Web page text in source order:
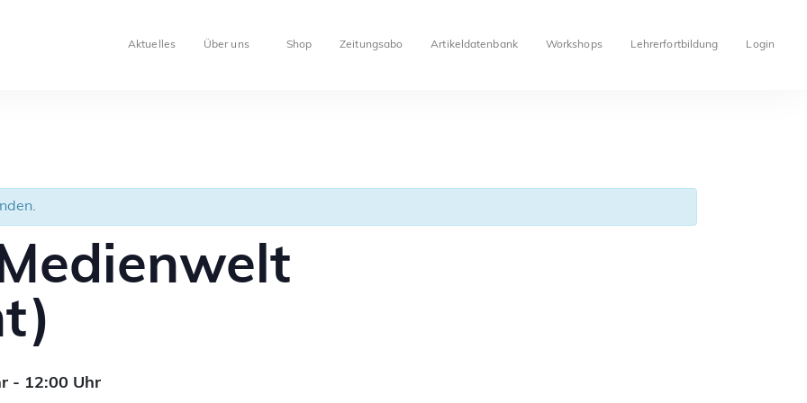
Aktuelles Über uns Shop Zeitungsabo Artikeldatenbank Workshops Lehrerfortbildung Login
- 12:00 Uhr